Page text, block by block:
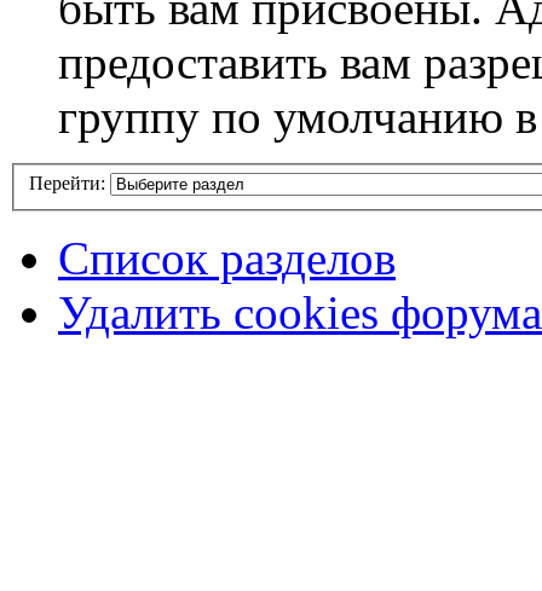
предоставить вам
группу по умолчанию
Перейти:
Список разделов
Удалить cookies форума